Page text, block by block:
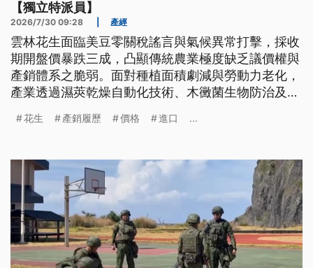
【獨立特派員】
2026/7/30 09:28 產經
雲林花生面臨美豆零關稅謠言與氣候異常打擊，採收
期開盤價暴跌三成，凸顯傳統農業極度缺乏議價權與
產銷體系之脆弱。面對種植面積劇減與勞動力老化，
產業透過濕莢乾燥自動化技術、木黴菌生物防治及契
立本土防線，開創高值化永續新局。
花生 產銷履歷 價格 進口 ...